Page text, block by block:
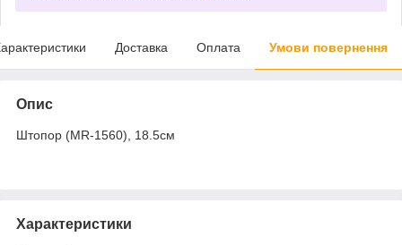
Доставка Оплата Умови повернення
Опис
Штопор (MR-1560), 18.5см
Характеристики